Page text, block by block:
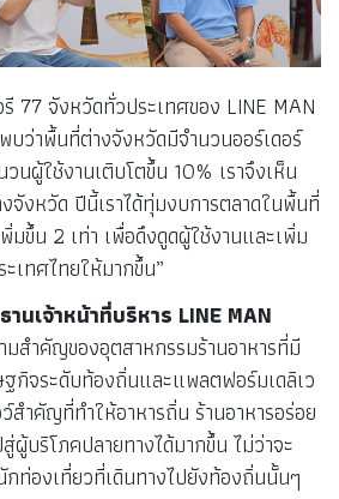
77 จังหวัดทั่วประเทศของ LINE MAN
บว่าพื้นที่ต่างจังหวัดมีจำนวนออร์เดอร์
นผู้ใช้งานเติบโตขึ้น 10% เราจึงเห็น
จังหวัด ปีนี้เราได้ทุ่มงบการตลาดในพื้นที่
มขึ้น 2 เท่า เพื่อดึงดูดผู้ใช้งานและเพิ่ม
เทศไทยให้มากขึ้น”
นเจ้าหน้าที่บริหาร LINE MAN
มสำคัญของอุตสาหกรรมร้านอาหารที่มี
กิจระดับท้องถิ่นและแพลตฟอร์มเดลิเว
สำคัญที่ทำให้อาหารถิ่น ร้านอาหารอร่อย
ผู้บริโภคปลายทางได้มากขึ้น ไม่ว่าจะ
ท่องเที่ยวที่เดินทางไปยังท้องถิ่นนั้นๆ